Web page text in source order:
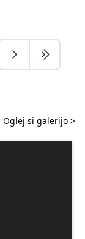
Oglej si galerijo >